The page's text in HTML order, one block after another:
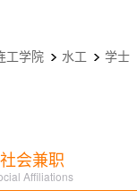
工学院 水工 学士
社会兼职
Affiliations